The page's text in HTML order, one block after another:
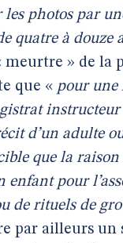
les photos par
quatre à douze
meurtre » de la
que « pour une
instructeur
d’un adulte
que la raison
enfant pour
de rituels de
par ailleurs un